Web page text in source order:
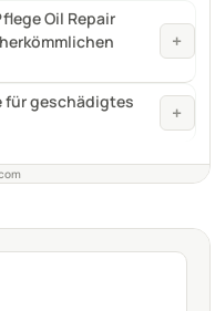
Oil Repair
+
für geschädigtes
+